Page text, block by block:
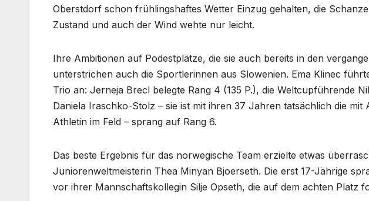
Oberstdorf schon frühlingshaftes Wetter Einzug gehalten, die
Zustand und auch der Wind wehte nur leicht.
Ihre Ambitionen auf Podestplätze, die sie auch bereits in den
unterstrichen auch die Sportlerinnen aus Slowenien. Ema Klinec
Trio an: Jerneja Brecl belegte Rang 4 (135 P.), die Weltcupführende
Daniela Iraschko-Stolz – sie ist mit ihren 37 Jahren tatsächlich die
Athletin im Feld – sprang auf Rang 6.
Das beste Ergebnis für das norwegische Team erzielte etwas
Juniorenweltmeisterin Thea Minyan Bjoerseth. Die erst 17-Jährige
vor ihrer Mannschaftskollegin Silje Opseth, die auf dem achten Platz